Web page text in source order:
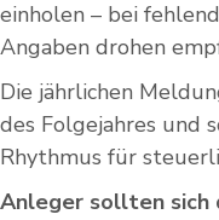
einholen – bei
Angaben drohen
Die jährlichen
des Folgejahres und
Rhythmus für
Anleger sollten sich